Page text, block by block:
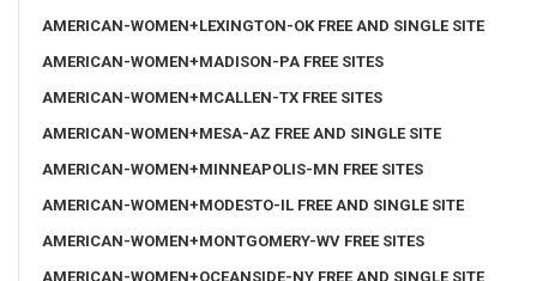
AMERICAN-WOMEN+LEXINGTON-OK FREE AND SINGLE SITE
AMERICAN-WOMEN+MADISON-PA FREE SITES
AMERICAN-WOMEN+MCALLEN-TX FREE SITES
AMERICAN-WOMEN+MESA-AZ FREE AND SINGLE SITE
AMERICAN-WOMEN+MINNEAPOLIS-MN FREE SITES
AMERICAN-WOMEN+MODESTO-IL FREE AND SINGLE SITE
AMERICAN-WOMEN+MONTGOMERY-WV FREE SITES
AMERICAN-WOMEN+OCEANSIDE-NY FREE AND SINGLE SITE